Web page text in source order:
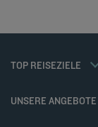
TOP REISEZIELE
UNSERE ANGEBOTE
Mitgliedsrate
Impressum
Richtlinie zur